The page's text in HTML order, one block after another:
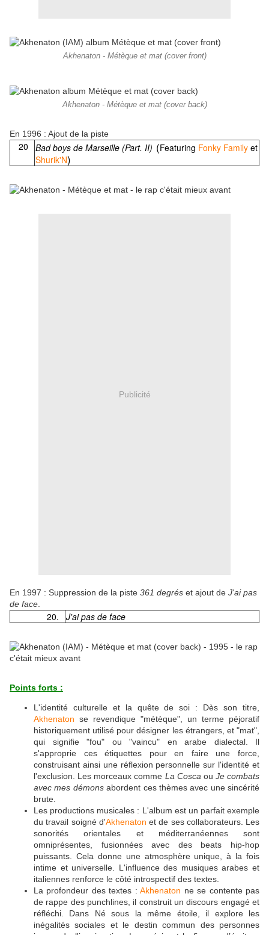
Akhenaton - Métèque et mat (cover front)
Akhenaton - Métèque et mat (cover back)
En 1996 : Ajout de la piste
20 Bad boys de Marseille (Part. II) (Featuring Fonky Family et
Shurik'N)
Publicité
En 1997 : Suppression de la piste 361 degrés et ajout de J'ai pas
de face
20. J'ai pas de face
Points forts :
L'identité culturelle et la quête de soi : Dès son titre,
Akhenaton se revendique "métèque", un terme péjoratif
historiquement utilisé pour désigner les étrangers, et "mat",
qui signifie "fou" ou "vaincu" en arabe dialectal. Il
s'approprie ces étiquettes pour en faire une force,
construisant ainsi une réflexion personnelle sur l'identité et
l'exclusion. Les morceaux comme La Cosca ou Je combats
avec mes démonsabordent ces thèmes avec une sincérité
brute.
Les productions musicales : L'album est un parfait exemple
du travail soigné d'Akhenaton et de ses collaborateurs. Les
sonorités orientales et méditerranéennes sont
omniprésentes, fusionnées avec des beats hip-hop
puissants. Cela donne une atmosphère unique, à la fois
intime et universelle. L'influence des musiques arabes et
italiennes renforce le côté introspectif des textes.
La profondeur des textes :Akhenaton ne se contente pas
de rappe des punchlines, il construit un discours engagé et
réfléchi. Dans Né sous la même étoile, il explore les
inégalités sociales et le destin commun des personnes